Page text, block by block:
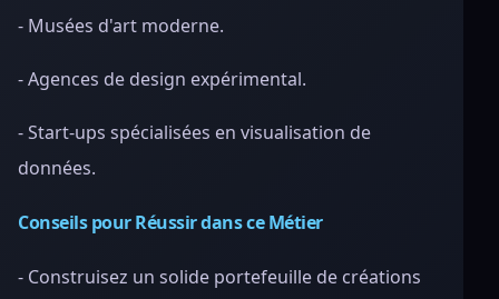
- Musées d'art moderne.
- Agences de design expérimental.
- Start-ups spécialisées en visualisation de
données.
Conseils pour Réussir dans ce Métier
- Construisez un solide portefeuille de créations